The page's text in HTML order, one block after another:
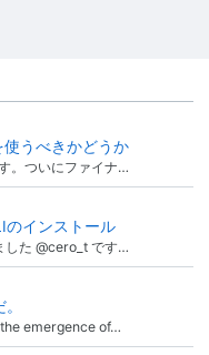
うべきかどうか
。ついにファイナ…
のインストール
した @cero_t です…
emergence of…